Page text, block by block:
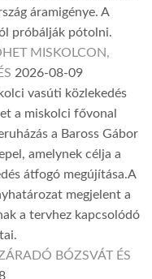
áramigénye. A
próbálják pótolni.
MISKOLCON,
2026-08-09
vasúti közlekedés
a miskolci fővonal
a Baross Gábor
amelynek célja a
átfogó megújítása.A
megjelent a
a tervhez kapcsolódó
BÓZSVÁT ÉS